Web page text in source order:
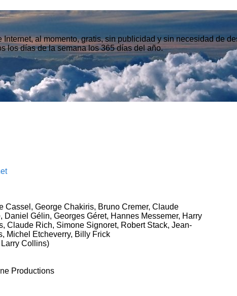
al momento, gratis, sin publicidad y sin necesidad de
los días de la semana los 365 días del año.
Cassel, George Chakiris, Bruno Cremer, Claude
Gélin, Georges Géret, Hannes Messemer, Harry
Claude Rich, Simone Signoret, Robert Stack, Jean-
Michel Etcheverry, Billy Frick
Collins)
Productions